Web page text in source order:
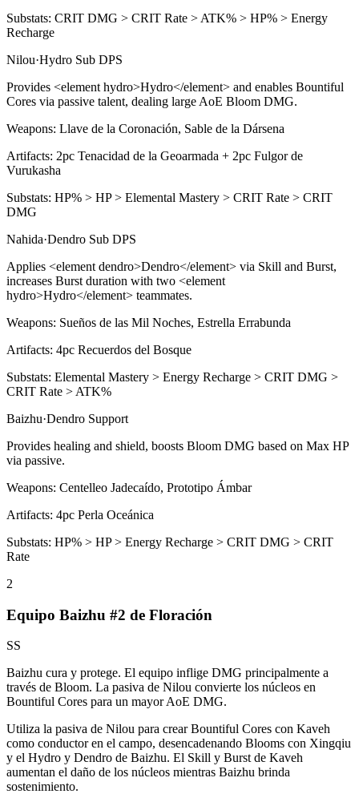
Substats: CRIT DMG > CRIT Rate > ATK% > HP% > Energy
Recharge
Nilou·Hydro Sub DPS
Provides <element hydro>Hydro</element> and enables Bountiful
Cores via passive talent, dealing large AoE Bloom DMG.
Weapons: Llave de la Coronación, Sable de la Dársena
Artifacts: 2pc Tenacidad de la Geoarmada + 2pc Fulgor de
Vurukasha
Substats: HP% > HP > Elemental Mastery > CRIT Rate > CRIT
DMG
Nahida·Dendro Sub DPS
Applies <element dendro>Dendro</element> via Skill and Burst,
increases Burst duration with two <element
hydro>Hydro</element> teammates.
Weapons: Sueños de las Mil Noches, Estrella Errabunda
Artifacts: 4pc Recuerdos del Bosque
Substats: Elemental Mastery > Energy Recharge > CRIT DMG >
CRIT Rate > ATK%
Baizhu·Dendro Support
Provides healing and shield, boosts Bloom DMG based on Max HP
via passive.
Weapons: Centelleo Jadecaído, Prototipo Ámbar
Artifacts: 4pc Perla Oceánica
Substats: HP% > HP > Energy Recharge > CRIT DMG > CRIT
Rate
2
Equipo Baizhu #2 de Floración
SS
Baizhu cura y protege. El equipo inflige DMG principalmente a
través de Bloom. La pasiva de Nilou convierte los núcleos en
Bountiful Cores para un mayor AoE DMG.
Utiliza la pasiva de Nilou para crear Bountiful Cores con Kaveh
como conductor en el campo, desencadenando Blooms con Xingqiu
y el Hydro y Dendro de Baizhu. El Skill y Burstde Kaveh
aumentan el daño de los núcleos mientras Baizhu brinda
sostenimiento.